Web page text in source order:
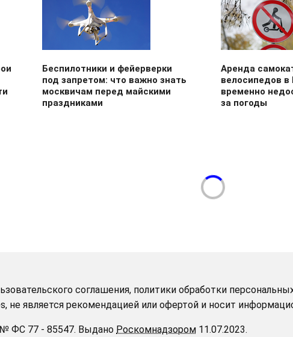
Беспилотники и фейерверки
под запретом: что важно знать
москвичам перед майскими
праздниками
Аренда
велосипедов в
временно
за погоды
соглашения, политики обработки
не является рекомендацией или офертой и носит
ФС 77 - 85547. Выдано Роскомнадзором 11.07.2023.